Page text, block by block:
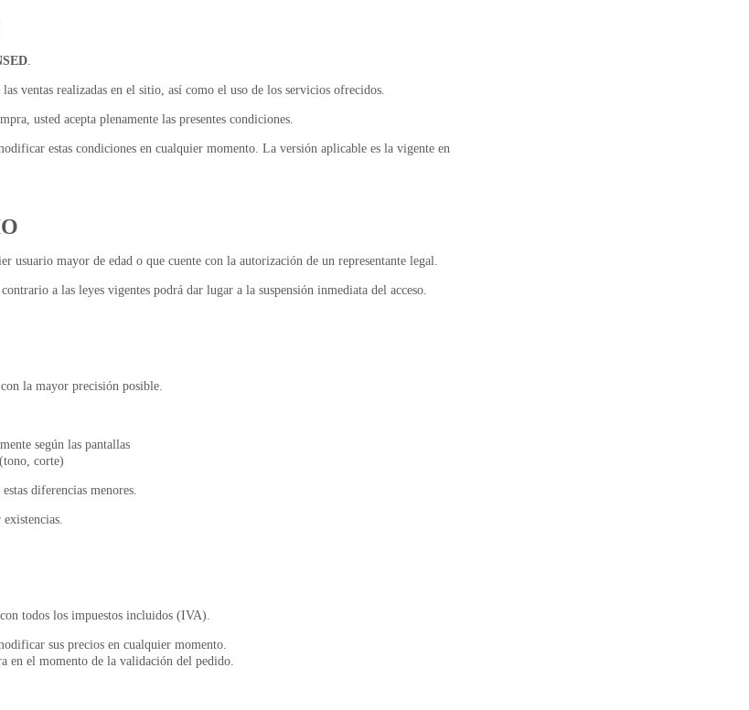
.
ventas realizadas en el sitio, así como el uso de los servicios ofrecidos.
usted acepta plenamente las presentes condiciones.
estas condiciones en cualquier momento. La versión aplicable es la vigente en
usuario mayor de edad o que cuente con la autorización de un representante legal.
a las leyes vigentes podrá dar lugar a la suspensión inmediata del acceso.
la mayor precisión posible.
según las pantallas
corte)
diferencias menores.
todos los impuestos incluidos (IVA).
sus precios en cualquier momento.
en el momento de la validación del pedido.